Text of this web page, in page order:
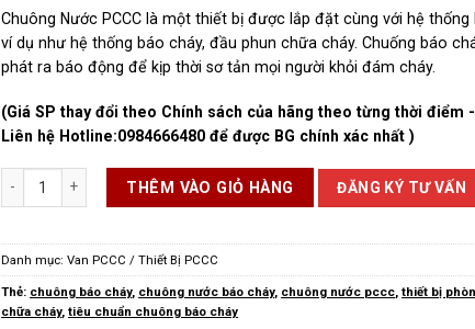
Chuông Nước PCCC là một thiết bị được lắp đặt cùng với hệ thống
ví dụ như hệ thống báo cháy, đầu phun chữa cháy. Chuống báo
phát ra báo động để kịp thời sơ tản mọi người khỏi đám cháy.
(Giá SP thay đổi theo Chính sách của hãng theo từng thời điểm
Liên hệ Hotline:0984666480 để được BG chính xác nhất )
Chuông Nước PCCC số lượng
THÊM VÀO GIỎ HÀNG ĐĂNG KÝ TƯ VẤN
Danh mục:Van PCCC / Thiết Bị PCCC
Thẻ: chuông báo cháy, chuông nước báo cháy, chuông nước pccc,thiết bị
chữa cháy,tiêu chuẩn chuông báo cháy